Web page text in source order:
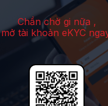
Chần chờ gi nữa ,
mở tài khoản eKYC